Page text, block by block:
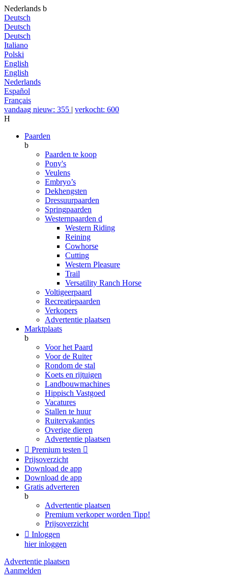
Nederlands b
Deutsch
Deutsch
Deutsch
Italiano
Polski
English
English
Nederlands
Español
Français
vandaag nieuw: 355 | verkocht: 600
H
Paarden
b
Paarden te koop
Pony's
Veulens
Embryo’s
Dekhengsten
Dressuurpaarden
Springpaarden
Westernpaarden d
Western Riding
Reining
Cowhorse
Cutting
Western Pleasure
Trail
Versatility Ranch Horse
Voltigeerpaard
Recreatiepaarden
Verkopers
Advertentie plaatsen
Marktplaats
b
Voor het Paard
Voor de Ruiter
Rondom de stal
Koets en rijtuigen
Landbouwmachines
Hippisch Vastgoed
Vacatures
Stallen te huur
Ruitervakanties
Overige dieren
Advertentie plaatsen
 Premium testen 
Prijsoverzicht
Download de app
Download de app
Gratis adverteren
b
Advertentie plaatsen
Premium verkoper worden Tipp!
Prijsoverzicht
 Inloggen
hier inloggen
Advertentie plaatsen
Aanmelden